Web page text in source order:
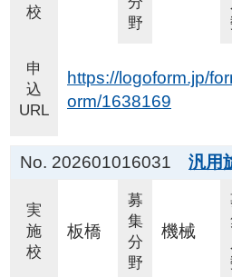
校
野
申
込
URL
https://logoform.jp/
orm/1638169
No. 202601016031 汎用
実
施
校
板橋
募
集
分
野
機械